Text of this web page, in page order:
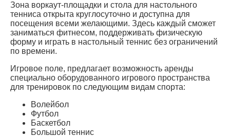
Зона воркаут-площадки и стола для настольного
тенниса открыта круглосуточно и доступна для
посещения всеми желающими. Здесь каждый сможет
заниматься фитнесом, поддерживать физическую
форму и играть в настольный теннис без ограничений
по времени.
Игровое поле, предлагает возможность аренды
специально оборудованного игрового пространства
для тренировок по следующим видам спорта:
Волейбол
Футбол
Баскетбол
Большой теннис